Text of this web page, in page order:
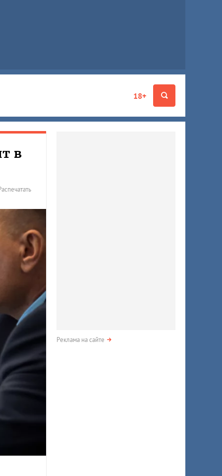
18+
в
Реклама на сайте